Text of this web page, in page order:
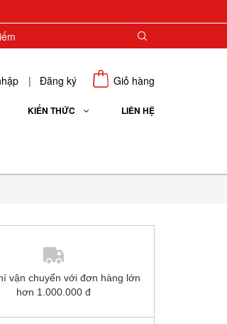
| Đăng ký Giỏ hàng
KIẾN THỨC LIÊN HỆ
vận chuyển với đơn hàng lớn
hơn 1.000.000 đ